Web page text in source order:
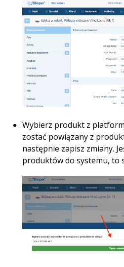
Wybierz produkt z
zostać powiązany z
następnie zapisz zmiany.
produktów do systemu, to